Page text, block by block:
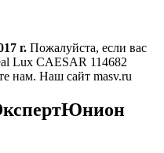
г. Пожалуйста, если вас
Lux CAESAR 114682
нам. Наш сайт masv.ru